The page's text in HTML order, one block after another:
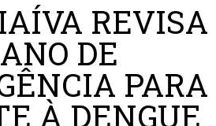
REVISA
DE
PARA
À DENGUE